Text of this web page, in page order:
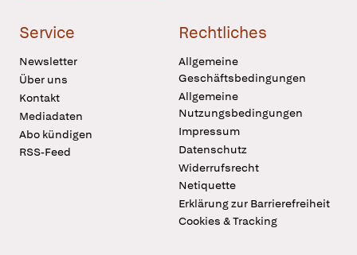
Service
Newsletter
Über uns
Kontakt
Mediadaten
Abo kündigen
RSS-Feed
Rechtliches
Allgemeine
Geschäftsbedingungen
Allgemeine
Nutzungsbedingungen
Impressum
Datenschutz
Widerrufsrecht
Netiquette
Erklärung zur Barrierefreiheit
Cookies & Tracking